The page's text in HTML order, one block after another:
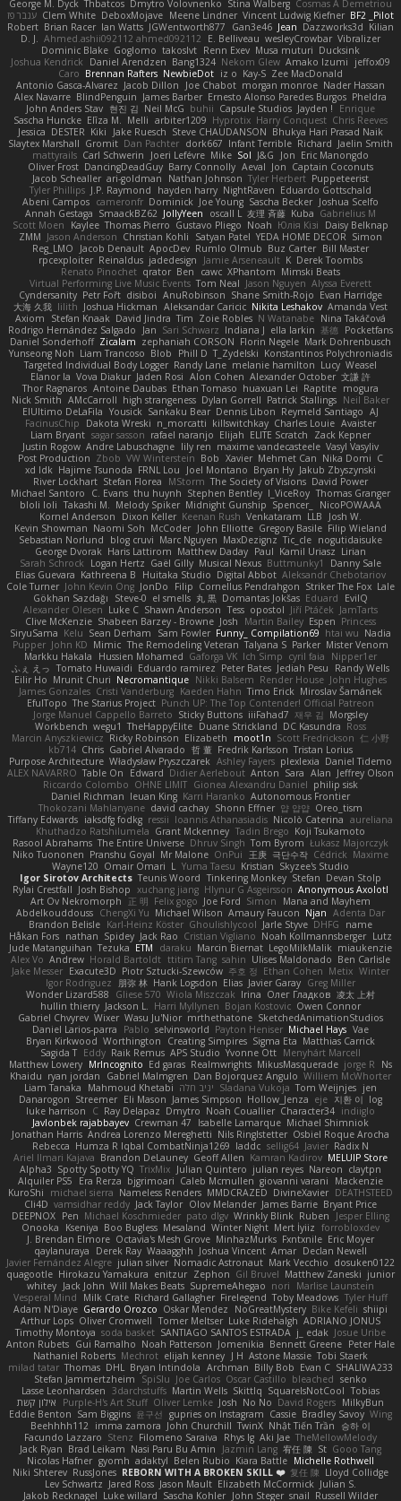
George M. Dyck Thbatcos Dmytro Volovnenko Stina Walberg Cosmas A Demetriou
ענבר פז Clem White DeboxMojave Meene Lindner Vincent Ludwig Kiefner BF2 _Pilot
Robert Brian Racer Ian Watts JGWentworth877 Gan3e46 Jean Dazzworks3d Kilian
D. J. Ahmed.ashii092112 ahmed092112 E. Belliveau wesleyCrowbar Vibralizer
Dominic Blake Goglomo takoslvt Renn Exev Musa muturi Ducksink
Joshua Kendrick
Daniel Arendzen Bang1324 Nekom Glew Amako Izumi
jeffox09
Caro Brennan Rafters NewbieDot iz o Kay-S Zee MacDonald
Antonio Gasca-Alvarez Jacob Dillon Joe Chabot morgan monroe Nader Hassan
Alex Navarre BlindPenguin James Barber Ernesto Alonso Paredes Burgos Pheldra
John Anders Stav 현진 김 Neil McG buhii Capsule Studios Jayden !
Enrique
Sascha Huncke Elīza M. Melli arbiter1209 Hyprotix Harry Conquest Chris Reeves
Jessica DESTER Kiki Jake Ruesch Steve CHAUDANSON Bhukya Hari Prasad Naik
Slaytex Marshall Gromit Dan Pachter dork667 Infant Terrible Richard Jaelin Smith
mattyrails Carl Schwerin Joeri Lefévre Mike Sol J&G Jon Eric Manongdo
Oliver Frost DancingDeadGuy Barry Connolly Aeval Jon Captain Coconuts
Jacob Schealler ari-goldman Nathan Johnson Tyler Herbert Puppeteerist
Tyler Phillips J.P. Raymond hayden harry NightRaven Eduardo Gottschald
Abeni Campos cameronfr Dominick Joe Young Sascha Becker Joshua Scelfo
Annah Gestaga SmaackBZ62 JollyYeen oscall L 友理 斉藤 Kuba Gabrielius M
Scott Moen
Kaylee Thomas Pierro Gustavo Pliego Noah Юлія Кізі
Daisy Belknap
ZMM Jason Anderson Christian Kohli Satyan Patel YEDA HOME DECOR Simon
Reg_LMO
Jacob Denault ApocDev Rumlo Olmub Buz Carter Bill Master
rpcexploiter Reinaldus jadedesign Jamie Arseneault K Derek Toombs
Renato Pinochet qrator Ben cawc XPhantom Mimski Beats
Virtual Performing Live Music Events Tom Neal Jason Nguyen Alyssa Everett
Cyndersanity Petr Fořt disiboi AnuRobinson Shane Smith-Rojo Evan Harridge
大海 久我 lilith Joshua Hickman Aleksandar Caricic Nikita Leshakov Amanda Vest
Axiom
Stefan Knaak David Jindra Tim Zoie Robles N Watanabe Nina Takáčová
Rodrigo Hernández Salgado
Jan Sari Schwarz Indiana J ella larkin 基德 Pocketfans
Daniel Sonderhoff Zicalam zephaniah CORSON Florin Negele Mark Dohrenbusch
Yunseong Noh Liam Trancoso Blob Phill D T_Zydelski Konstantinos Polychroniadis
Targeted Individual Body Logger Randy Lane melanie hamilton Lucy Weasel
Elanor la Vova Diakur Jaden Rosi Alon Cohen Alexander October 文謙 許
Thor Ragnaros Antoine Daubas Ethan Tomaso huaxuan Lei Raptite mogura
Nick Smith AMcCarroll high strangeness Dylan Gorrell Patrick Stallings Neil Baker
ElUltimo DeLaFila Yousick Sankaku Bear Dennis Libon Reymeld Santiago AJ
FacinusChip
Dakota Wreski n_morcatti killswitchkay Charles Louie Avaister
Liam Bryant sagar sasson rafael naranjo Elijah ELITE Scratch
Zack Kepner
Justin Rogow Andre Labuschagne lily ren maxime vandecasteele Vasyl Vasyliv
Post Production Zbob VW Winterstein Bob Xavier Mehmet Can Nika Domi C
xd Idk Hajime Tsunoda FRNL Lou Joel Montano Bryan Hy Jakub Zbyszynski
River Lockhart Stefan Florea MStorm The Society of Visions David Power
Michael Santoro
C. Evans thu huynh Stephen Bentley I_ViceRoy Thomas Granger
bloli loli Takashi M. Melody Spiker Midnight Gunship Spencer_
NicoPOWAAA
Kornel Anderson
Dixon Keller Keenan Rush Venkataram LLB
Josh W.
Kevin Showman Naomi Soh McCoder John Elliotte Gregory Basile Filip Wieland
Sebastian Norlund
blog cruvi Marc Nguyen MaxDezignz Tic_cle nogutidaisuke
George Dvorak Haris Lattirom Matthew Daday Paul Kamil Uriasz Lirian
Sarah Schrock
Logan Hertz Gaël Gilly Musical Nexus Buttmunky1
Danny Sale
Elias Guevara Kathreena B Huitaka Studio Digital Abbot Aleksandr Chebotariov
Cole Turner John Kevin Ong JonDo Filip Cornellus Pendrahgon Striker The Fox Lale
Gökhan Sazdağı
Steve-0 el smells 丸 黒 Domantas Jokšas Eduard
EvilQ
Alexander Olesen Luke C Shawn Anderson Tess opostol Jiří Ptáček JamTarts
Clive McKenzie Shabeen Barzey - Browne Josh Martin Bailey Espen Princess
SiryuSama Kelu Sean Derham Sam Fowler Funny_ Compilation69 htai wu Nadia
Pupper John KD Mimic The Remodeling Veteran Talyana S Parker Mister Venom
Markku Hakala
Hussien Mohamed Gaforga VK Ich Simp cyril faia
Nipper1er
ふぇ えっ Tomato Huwaidi Eduardo ramirez Peter Bates Jediah Pesu
Randy Wells
Eilir Ho Mrunit Churi Necromantique Nikki Balsem Render House John Hughes
James Gonzales Cristi Vanderburg Kaeden Hahn Timo Erick Miroslav Šamánek
EfulTopo The Starius Project Punch UP: The Top Contender! Official Patreon
Jorge Manuel Cappello Barreto Sticky Buttons iiiFahad7 재우 김 Morgsley
Workbench wegu1 TheHappyElite Duane Strickland DC Kasundra Ross
Marcin Anyszkiewicz Ricky Robinson Elizabeth moot1n Scott Fredrickson 仁 小野
kb714 Chris Gabriel Alvarado 哲 董 Fredrik Karlsson Tristan Lorius
Purpose Architecture Władysław Pryszczarek Ashley Fayers plexlexia Daniel Tidemo
ALEX NAVARRO Table On Edward Didier Aerlebout Anton Sara Alan Jeffrey Olson
Riccardo Colombo OHNE LIMIT Gionea Alexandru Daniel philip sisk
Daniel Richman Ieuan King Karri Haranko Autonomous Frontier
Thokozani Mahlanyane david cachay Shonn Effner 얍 얍얍 Oreo_tism
Tiffany Edwards iaksdfg fodkg ressii Ioannis Athanasiadis Nicolò Caterina aureliana
Khuthadzo Ratshilumela Grant Mckenney Tadin Brego Koji Tsukamoto
Rasool Abrahams The Entire Universe Dhruv Singh Tom Byrom Łukasz Majorczyk
Niko Tuononen Pranshu Goyal Mr Malone OnPui 王庚 극단수작 Cédrick Maxime
Wayne120 Omair Omari L Yuma Taesu Kristian Skyzee's Studio
Igor Sirotov Architects Teunis Woord Tinkering Monkey Stefan Devan Stolp
Rylai Crestfall Josh Bishop xuchang jiang Hlynur G Asgeirsson Anonymous Axolotl
Art Ov Nekromorph
正 明 Felix gogo Joe Ford Simon
Mana and Mayhem
Abdelkouddouss ChengXi Yu Michael Wilson Amaury Faucon Njan Adenta Dar
Brandon Belisle Karl-Heinz Köster Ghoulishlycool Jarle Styve DHFG
name
Håkan Fors nathan Spidey Jack Rao Cristian Vigliano Noah Kollmannsberger Lutz
Jude Matanguihan Tezuka ETM daraku Marcin Biernat LegoMilkMalik miaukenzie
Alex Vo Andrew Horald Bartoldt ttitim Tang sahin Ulises Maldonado Ben Carlisle
Jake Messer Exacute3D Piotr Sztucki-Szewców 주호 정 Ethan Cohen Metix Winter
Igor Rodriguez
朋弥 林 Hank Logsdon Elias Javier Garay Greg Miller
Wonder Lizard588
Gliese 570 Wiola Miszczak Irina Олег Гладков 凌太 上村
hullin thierry Jackson L. Harri Myllynen Bojan Kostovic Owen Connor
Gabriel Chvyrev Wixer Wasu Ju'Nior mrthethatone SketchedAnimationStudios
Daniel Larios-parra
Pablo selvinsworld Payton Heniser Michael Hays Vae
Bryan Kirkwood Worthington Creating Simpires Sigma Eta Matthias Carrick
Sagida T Eddy Raik Remus APS Studio Yvonne Ott Menyhárt Marcell
Matthew Lowery MrIncognito Ed garas Realmwrights MikusMasquerade jorge R
Ns
Khaidu ryan jordan Gabriel Malmgren Dan Bojorquez Angulo Williem McWhorter
Liam Tanaka
Mahmoud Khetabi יניב חלה Sladana Vukoja Tom Weijnjes jen
Danarogon Streemer Eli Mason James Simpson Hollow_Jenza eje 지환 이 log
luke harrison
C Ray Delapaz Dmytro Noah Couallier Character34 indiiglo
Javlonbek rajabbayev Crewman 47 Isabelle Lamarque Michael Shimniok
Jonathan Harris Andrea Lorenzo Mereghetti Nils Ringlstetter Osbiel Roque Arocha
Rebecca Humza R Iqbal CombatNinja1269 laddc sellig64 Javier Radix N
Ariel Ilmari Kajava Brandon DeLauney Geoff Allen Kamran Kadirov MELUIP Store
Alpha3 Spotty Spotty YQ TrixMix Julian Quintero julian reyes Nareon claytpn
Alquiler PS5
Era Rerza bjgrimoari Caleb Mcmullen giovanni varani
Mackenzie
KuroShi
michael sierra Nameless Renders MMDCRAZED DivineXavier DEATHSTEED
Cli4D vamsidhar reddy Jack Taylor Olov Melander James Barrie Bryant Price
DEEPNOX Pen Michael Koschmieder pato dlgv Wrinkly Blink Ruben
Jesper Elling
Onooka
Kseniya Boo Bugless Mesaland Winter Night Mert İyiiz forrobloxdev
J. Brendan Elmore Octavia's Mesh Grove MinhazMurks Fxntxnile Eric Moyer
qaylanuraya
Derek Ray Waaagghh Joshua Vincent Amar Declan Newell
Javier Fernández Alegre julian silver Nomadic Astronaut Mark Vecchio dosuken0122
quagootle Hirokazu Yamakura enitzur Zephon Gil Bruvel Matthew Zaneski junior
whitey Jack John Will Makes Beats SupremeAhegao nori
Marlise Launstein
Vesperal Mind
Milk Crate Richard Gallagher Firelegend Toby Meadows Tyler Huff
Adam N'Diaye Gerardo Orozco Oskar Mendez NoGreatMystery Bike Kefeli shiipi
Arthur Lops Oliver Cromwell Tomer Meltser Luke Ridehalgh ADRIANO JONUS
Timothy Montoya soda basket SANTIAGO SANTOS ESTRADA j_ edak Josue Uribe
Anton Rubets Gui Ramalho Noah Patterson Jomenikia Bennett Greene Peter Hale
Nathaniel Roberts Mechrot elijah kenney J H Astone Massie Tobi Staerk
milad tatar Thomas DHL Bryan Intindola Archman Billy Bob Evan C SHALIWA233
Stefan Jammertzheim
SpiSlu Joe Carlos Oscar Castillo bleached senko
Lasse Leonhardsen 3darchstuffs Martin Wells Skittlq SquareIsNotCool Tobias
אילון קשת
Purple-H's Art Stuff Oliver Lemke Josh No No David Rogers MilkyBun
Eddie Benton Sam Biggins 윤구선 gupries on Instagram Cassie Bradley Savoy Wing
Beehhhh112 imma zamora John Churchill TwinX Nhật Tiến Trần
승하 이
Facundo Lazzaro Stenz Filomeno Saraiva Rhys lg Aki Jae TheMellowMelody
Jack Ryan Brad Leikam Nasi Paru Bu Amin Jazmin Lang 宥任 陳 St Gooo Tang
Nicolas Hafner gyomh adaktyl Belen Rubio Kiara Battle Michelle Rothwell
Niki Shterev RussJones REBORN WITH A BROKEN SKILL ❤️ 复任 陳 Lloyd Collidge
Lev Schwartz Jared Ross Jason Mault Elizabeth McCormick Julian S.
Jakob Recknagel Luke willard Sascha Kohler John Steger snail Russell Wilder